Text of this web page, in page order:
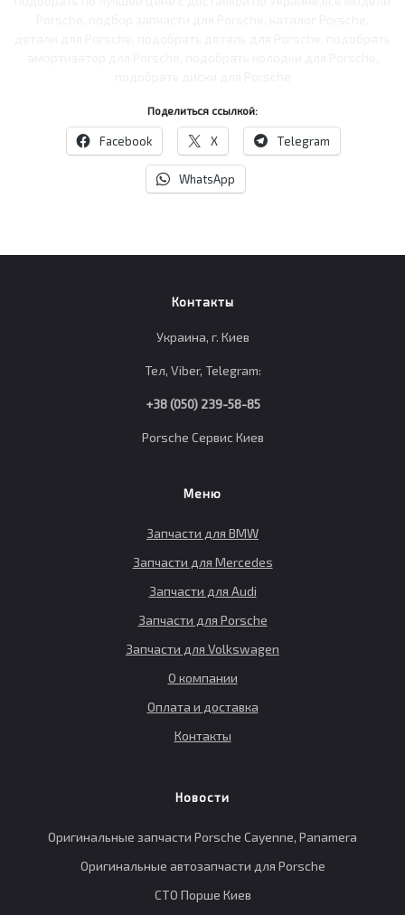
Поделиться ссылкой:
Facebook X Telegram
WhatsApp
Контакты
Украина, г. Киев
Тел, Viber, Telegram:
+38 (050) 239-58-85
Porsche Сервис Киев
Меню
Запчасти для BMW
Запчасти для Mercedes
Запчасти для Audi
Запчасти для Porsche
Запчасти для Volkswagen
О компании
Оплата и доставка
Контакты
Новости
Оригинальные запчасти Porsche Cayenne, Panamera
Оригинальные автозапчасти для Porsche
СТО Порше Киев